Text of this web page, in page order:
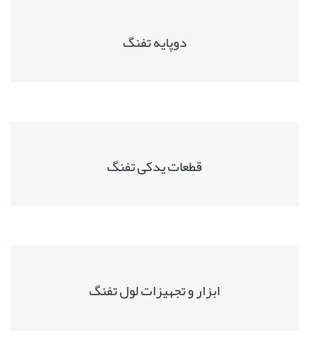
دوپایه تفنگ
قطعات یدکی تفنگ
ابزار و تجهیزات لول تفنگ